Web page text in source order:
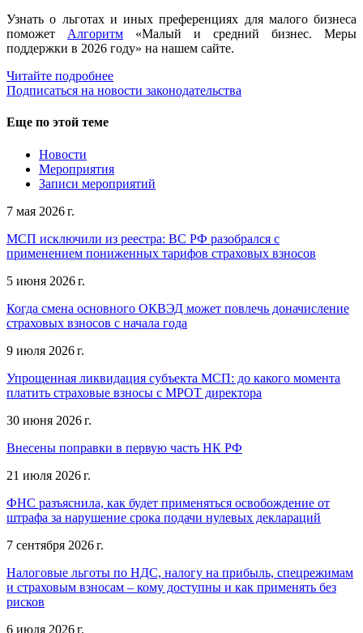
Узнать о льготах и иных преференциях для малого бизнеса
поможет Алгоритм «Малый и средний бизнес. Меры
поддержки в 2026 году» на нашем сайте.
Читайте подробнее
Подписаться на новости законодательства
Еще по этой теме
Новости
Мероприятия
Записи мероприятий
7 мая 2026 г.
МСП исключили из реестра: ВС РФ разобрался с
применением пониженных тарифов страховых взносов
5 июня 2026 г.
Когда смена основного ОКВЭД может повлечь доначисление
страховых взносов с начала года
9 июля 2026 г.
Упрощенная ликвидация субъекта МСП: до какого момента
платить страховые взносы с МРОТ директора
30 июня 2026 г.
Внесены поправки в первую часть НК РФ
21 июля 2026 г.
ФНС разъяснила, как будет применяться освобождение от
штрафа за нарушение срока подачи нулевых деклараций
7 сентября 2026 г.
Налоговые льготы по НДС, налогу на прибыль, спецрежимам
и страховым взносам – кому доступны и как применять без
рисков
6 июля 2026 г.